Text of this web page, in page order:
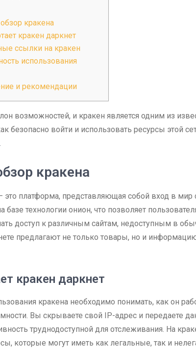
кракена
кракен даркнет
ссылки на кракен
использования
и рекомендации
возможностей, и кракен является одним из
безопасно войти и использовать ресурсы этой
.
кракена
это платформа, представляющая собой вход в
базе технологии онион, что позволяет
доступ к различным сайтам, недоступным в
предлагают не только товары, но и
кракен даркнет
кракена необходимо понимать, как он
Вы скрываете свой IP-адрес и передаете
труднодоступной для отслеживания. На
которые могут иметь как легальные, так и